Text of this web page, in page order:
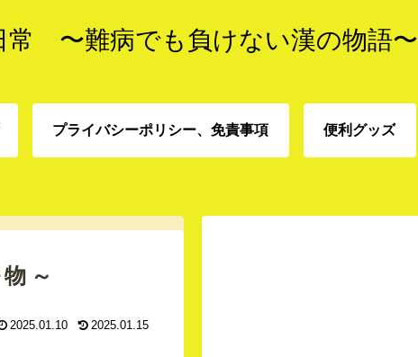
常 〜難病でも負けない漢の物語〜
プライバシーポリシー、免責事項 便利グッズ
～
2025.01.10 2025.01.15